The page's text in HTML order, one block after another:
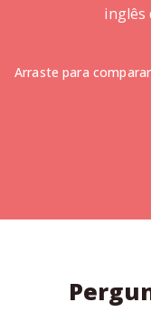
inglês
Arraste para comparar